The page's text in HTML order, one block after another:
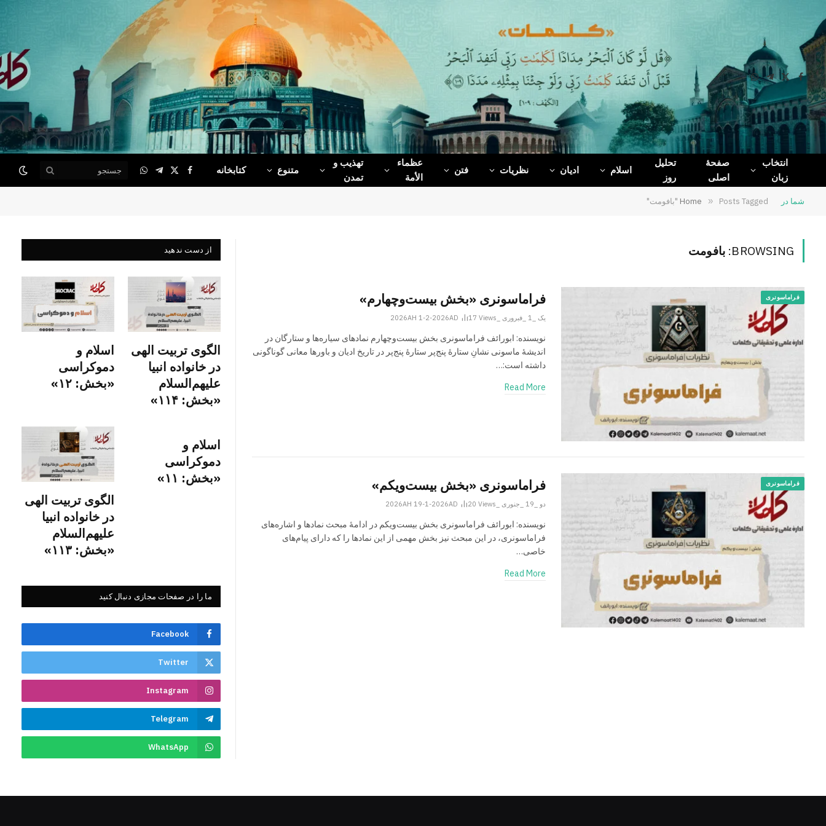
Facebook
X
(Twitter)
Telegram
WhatsApp
انتخاب
زبان
صفحۀ
اصلی
تحلیل
روز
اسلام ادیان نظریات فتن
عظماء‌
الأمة
تهذیب و
تمدن
متنوع کتابخانه Facebook
X
(Twitter)
Telegram
WhatsApp
شما در Home » Posts Tagged "بافومت"
BROWSING: بافومت
فراماسونری فراماسونری «بخش بیست‌وچهارم»
یک _1 _فبروری _2026AH 1-2-2026AD 17Views
نویسنده: ابورائف فراماسونری بخش بیست‌وچهارم نمادهای سیاره‌ها و ستارگان در
اندیشۀ ماسونی نشانِ ستارۀ پنج‌پر ستارۀ پنج‌پر در تاریخ ادیان و باورها معانی گوناگونی
داشته است:…
Read More
فراماسونری فراماسونری «بخش بیست‌ویکم»
دو _19 _جنوری _2026AH 19-1-2026AD 20Views
نویسنده: ابورائف فراماسونری بخش بیست‌ویکم در ادامۀ مبحث نمادها و اشاره‌های
فراماسونری، در این مبحث نیز بخش مهمی از این نمادها را که دارای پیام‌های
خاصی…
Read More
از دست ندهید
الگوی تربیت الهی
در خانواده انبیا‌‌
علیهم‌السلام
«بخش: ۱۱۴»
اسلام و
دموکراسی
«بخش: ۱۲»
اسلام و
دموکراسی
«بخش: ۱۱»
الگوی تربیت الهی
در خانواده انبیا‌‌
علیهم‌السلام
«بخش: ۱۱۳»
ما را در صفحات مجازی دنبال کنید
Facebook
Twitter
Instagram
Telegram
WhatsApp